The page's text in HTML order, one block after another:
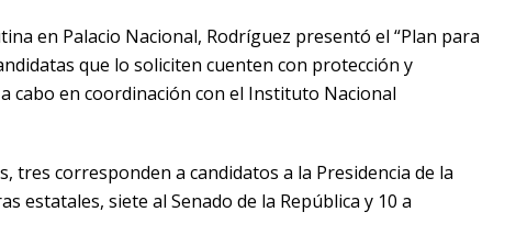
en Palacio Nacional, Rodríguez presentó el “Plan para
que lo soliciten cuenten con protección y
cabo en coordinación con el Instituto Nacional
tres corresponden a candidatos a la Presidencia de la
estatales, siete al Senado de la República y 10 a